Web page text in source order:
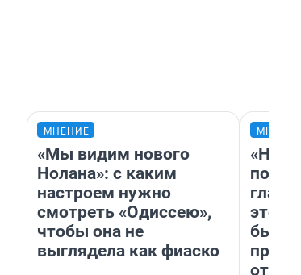
МНЕНИЕ
«Мы видим нового
Нолана»: с каким
настроем нужно
смотреть «Одиссею»,
чтобы она не
выглядела как фиаско
этого
бьет